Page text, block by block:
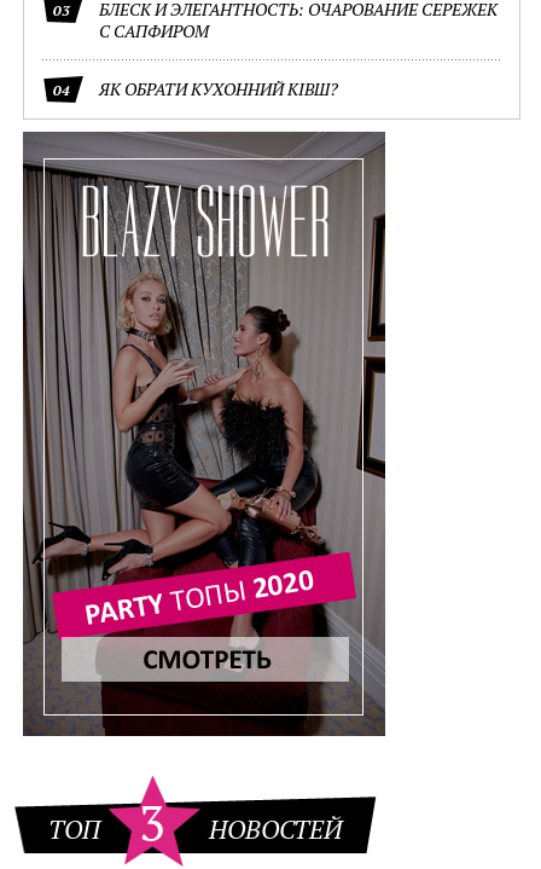
03
БЛЕСК И ЭЛЕГАНТНОСТЬ: ОЧАРОВАНИЕ СЕРЕЖЕК
С САПФИРОМ
04 ЯК ОБРАТИ КУХОННИЙ КІВШ?
ТОП 3 НОВОСТЕЙ